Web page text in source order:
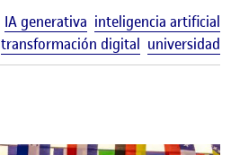
IA generativa inteligencia artificial
transformación digital universidad